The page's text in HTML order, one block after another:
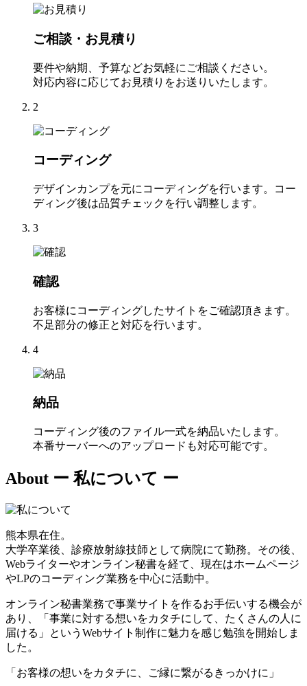
ご相談・お見積り
要件や納期、予算などお気軽にご相談ください。
対応内容に応じてお見積りをお送りいたします。
2
コーディング
デザインカンプを元にコーディングを行います。コー
ディング後は品質チェックを行い調整します。
3
確認
お客様にコーディングしたサイトをご確認頂きます。
不足部分の修正と対応を行います。
4
納品
コーディング後のファイル一式を納品いたします。
本番サーバーへのアップロードも対応可能です。
About ー 私について ー
熊本県在住。
大学卒業後、診療放射線技師として病院にて勤務。その後、
Webライターやオンライン秘書を経て、現在はホームページ
やLPのコーディング業務を中心に活動中。
オンライン秘書業務で事業サイトを作るお手伝いする機会が
あり、「事業に対する想いをカタチにして、たくさんの人に
届ける」というWebサイト制作に魅力を感じ勉強を開始しま
した。
「お客様の想いをカタチに、ご縁に繋がるきっかけに」